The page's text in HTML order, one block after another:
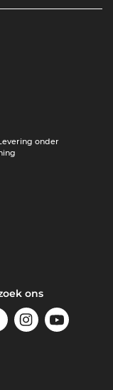
onder
ons